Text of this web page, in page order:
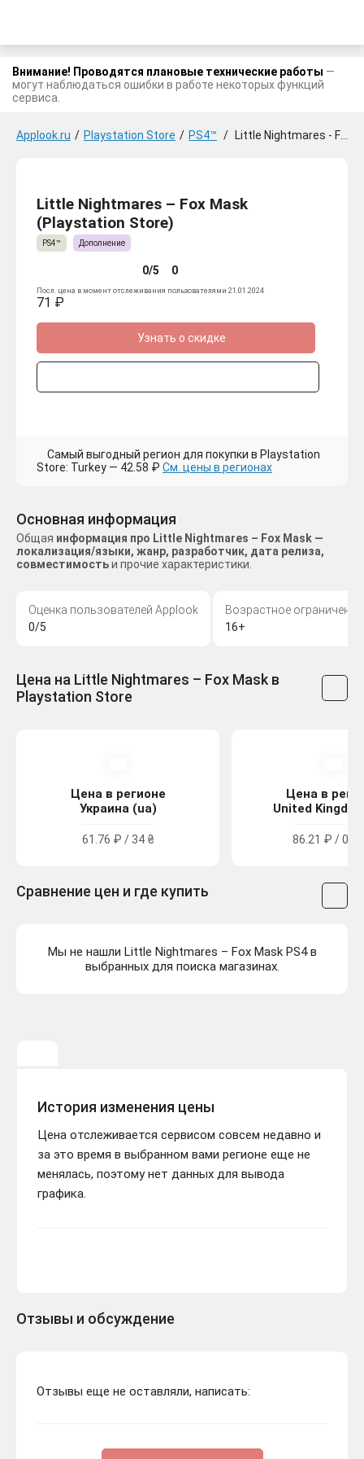
Внимание! Проводятся плановые технические работы —
могут наблюдаться ошибки в работе некоторых функций
сервиса.
Applook.ru / Playstation Store / PS4™ / Little Nightmares - Fox Mask
Little Nightmares – Fox Mask
(Playstation Store)
PS4™ Дополнение
0/5 0
Посл. цена в момент отслеживания пользователями 21.01.2024
71 ₽
Узнать о скидке
Самый выгодный регион для покупки в Playstation
Store: Turkey — 42.58 ₽ См. цены в регионах
Основная информация
Общая информация про Little Nightmares – Fox Mask —
локализация/языки, жанр, разработчик, дата релиза,
совместимостьи прочие характеристики.
Оценка пользователей Applook
0/5
Возрастное ограничение
16+
Цена на Little Nightmares – Fox Mask в
Playstation Store
Цена в регионе
Украина (ua)
61.76 ₽ / 34 ₴
Цена в
United
86.21 ₽ /
Сравнение цен и где купить
Мы не нашли Little Nightmares – Fox Mask PS4 в
выбранных для поиска магазинах.
История изменения цены
Цена отслеживается сервисом совсем недавно и
за это время в выбранном вами регионе еще не
менялась, поэтому нет данных для вывода
графика.
Отзывы и обсуждение
Отзывы еще не оставляли, написать: